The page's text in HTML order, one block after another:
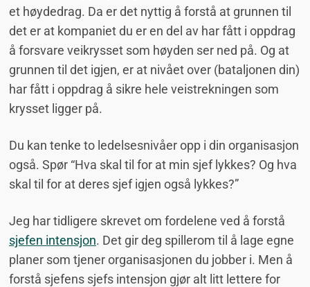
et høydedrag. Da er det nyttig å forstå at grunnen til
det er at kompaniet du er en del av har fått i oppdrag
å forsvare veikrysset som høyden ser ned på. Og at
grunnen til det igjen, er at nivået over (bataljonen din)
har fått i oppdrag å sikre hele veistrekningen som
krysset ligger på.
Du kan tenke to ledelsesnivåer opp i din organisasjon
også. Spør “Hva skal til for at min sjef lykkes? Og hva
skal til for at deres sjef igjen også lykkes?”
Jeg har tidligere skrevet om fordelene ved å forstå
sjefen intensjon. Det gir deg spillerom til å lage egne
planer som tjener organisasjonen du jobber i. Men å
forstå sjefens sjefs intensjon gjør alt litt lettere for